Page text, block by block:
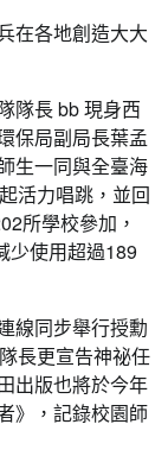
在各地創造大大
隊長 bb 現身西
保局副局長葉孟
生一同與全臺海
活力唱跳，並回
所學校參加，
少使用超過189
線同步舉行授勳
長更宣告神祕任
出版也將於今年
》，記錄校園師